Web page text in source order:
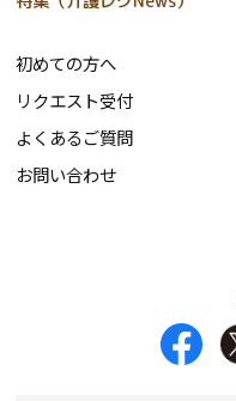
初めての方へ
リクエスト受付
よくあるご質問
お問い合わせ